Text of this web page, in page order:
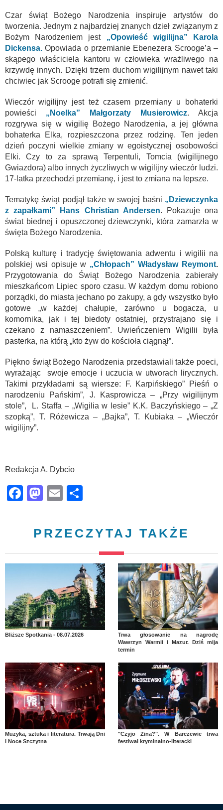
Czar świąt Bożego Narodzenia inspiruje artystów do
tworzenia. Jednym z najbardziej znanych dzieł związanym z
Bożym Narodzeniem jest „Opowieść wigilijna” Karola
Dickensa. Opowiada o przemianie Ebenezera Scrooge’a –
skąpego właściciela kantoru w człowieka wrażliwego na
krzywdę innych. Dzięki trzem duchom wigilijnym nawet taki
chciwiec jak Scrooge potrafi się zmienić.
Wieczór wigilijny jest też czasem przemiany u bohaterki
powieści „Noelka” Małgorzaty Musierowicz. Akcja
rozgrywa się w wigilię Bożego Narodzenia, a jej główna
bohaterka Elka, rozpieszczona przez rodzinę. Ten jeden
dzień poczyni wielkie zmiany w egoistycznej osobowości
Elki. Czy to za sprawą Terpentuli, Tomcia (wigilijnego
Gwiazdora) albo innych życzliwych w wigilijny wieczór ludzi.
17-latka przechodzi przemianę, i jest to zmiana na lepsze.
Tematykę świąt podjął także w swojej baśni „Dziewczynka
z zapałkami” Hans Christian Andersen. Pokazuje ona
świat biednej i opuszczonej dziewczynki, która zamarzła w
święta Bożego Narodzenia.
Polską kulturę i tradycję świętowania adwentu i wigilii na
polskiej wsi opisuje w „Chłopach” Władysław Reymont.
Przygotowania do Świąt Bożego Narodzenia zabierały
mieszkańcom Lipiec sporo czasu. W każdym domu robiono
porządki, do miasta jechano po zakupy, a gdy wszystko było
gotowe „w każdej chałupie, zarówno u bogacza, u
komornika, jak i tej biedoty ostatniej, przystrajano się i
czekano z namaszczeniem”. Uwieńczeniem Wigilii była
pasterka, na którą „kto żyw do kościoła ciągnął”.
Piękno świąt Bożego Narodzenia przedstawiali także poeci,
wyrażając swoje emocje i uczucia w utworach lirycznych.
Takimi przykładami są wiersze: F. Karpińskiego” Pieśń o
narodzeniu Pańskim”, J. Kasprowicza – „Przy wigilijnym
stole”, L. Staffa – „Wigilia w lesie” K.K. Baczyńskiego – „Z
szopką”, T. Różewicza – „Bajka”, T. Kubiaka – „Wieczór
wigilijny”.
Redakcja A. Dybcio
Facebook
Mastodon
Email
PRZECZYTAJ TAKŻE
Bliższe Spotkania - 08.07.2026
Trwa głosowanie na nagrodę
Wawrzyn Warmii i Mazur. Dziś mija
termin
Muzyka, sztuka i literatura. Trwają Dni
i Noce Szczytna
"Czyjo Zina?". W Barczewie trwa
festiwal kryminalno-literacki